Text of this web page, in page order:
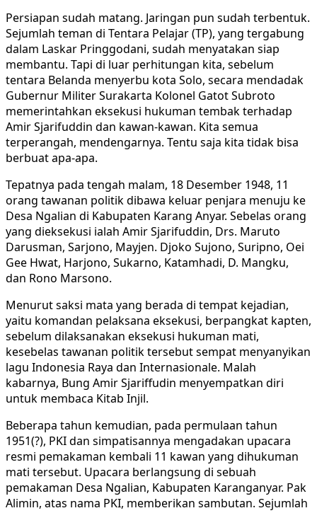
Persiapan sudah matang. Jaringan pun sudah terbentuk.
Sejumlah teman di Tentara Pelajar (TP), yang tergabung
dalam Laskar Pringgodani, sudah menyatakan siap
membantu. Tapi di luar perhitungan kita, sebelum
tentara Belanda menyerbu kota Solo, secara mendadak
Gubernur Militer Surakarta Kolonel Gatot Subroto
memerintahkan eksekusi hukuman tembak terhadap
Amir Sjarifuddin dan kawan-kawan. Kita semua
terperangah, mendengarnya. Tentu saja kita tidak bisa
berbuat apa-apa.
Tepatnya pada tengah malam, 18 Desember 1948, 11
orang tawanan politik dibawa keluar penjara menuju ke
Desa Ngalian di Kabupaten Karang Anyar. Sebelas orang
yang dieksekusi ialah Amir Sjarifuddin, Drs. Maruto
Darusman, Sarjono, Mayjen. Djoko Sujono, Suripno, Oei
Gee Hwat, Harjono, Sukarno, Katamhadi, D. Mangku,
dan Rono Marsono.
Menurut saksi mata yang berada di tempat kejadian,
yaitu komandan pelaksana eksekusi, berpangkat kapten,
sebelum dilaksanakan eksekusi hukuman mati,
kesebelas tawanan politik tersebut sempat menyanyikan
lagu Indonesia Raya dan Internasionale. Malah
kabarnya, Bung Amir Sjariffudin menyempatkan diri
untuk membaca Kitab Injil.
Beberapa tahun kemudian, pada permulaan tahun
1951(?), PKI dan simpatisannya mengadakan upacara
resmi pemakaman kembali 11 kawan yang dihukuman
mati tersebut. Upacara berlangsung di sebuah
pemakaman Desa Ngalian, Kabupaten Karanganyar. Pak
Alimin, atas nama PKI, memberikan sambutan. Sejumlah